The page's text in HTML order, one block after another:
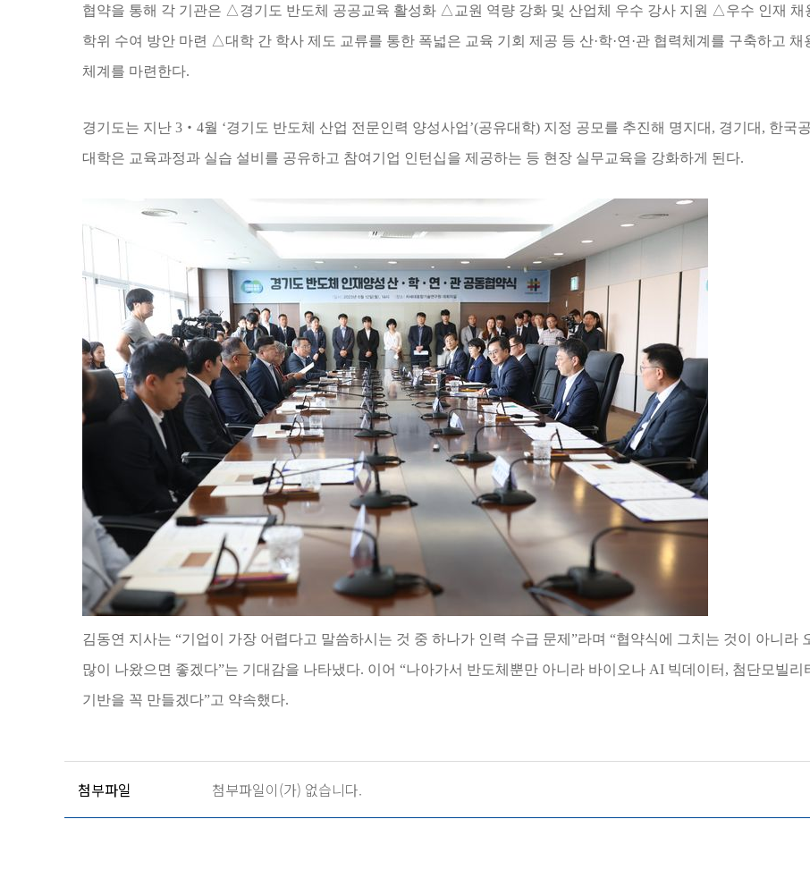
협약을 통해 각 기관은 △경기도 반도체 공공교육 활성화 △ 교원 역량 강화 및 산업체 우수 강사 지원 △우수 인재 채
학위 수여 방안 마련 △대학 간 학사 제도 교류를 통한 폭넓은 교육 기회 제공 등 산·학·연 ·관 협력체계를 구축하고
체계를 마련한다.
경기도는 지난 3 ‧ 4월 ‘경기도 반도체 산업 전문인력 양성사업’(공유대학) 지정 공모를 추진해 명지대 , 경기대 , 한국
대학은 교육과정과 실습 설비를 공유하고 참여기업 인턴십을 제공하는 등 현장 실무교육을 강화하게 된다.
김동연 지사는 “기업이 가장 어렵다고 말씀하시는 것 중 하나가 인력 수급 문제 ”라며 “협약식에 그치는 것이 아니라
많이 나왔으면 좋겠다”는 기대감을 나타냈다. 이어 “나아가서 반도체뿐만 아니라 바이오나 AI 빅데이터 , 첨단모빌리
기반을 꼭 만들겠다”고 약속했다.
첨부파일 첨부파일이(가) 없습니다.